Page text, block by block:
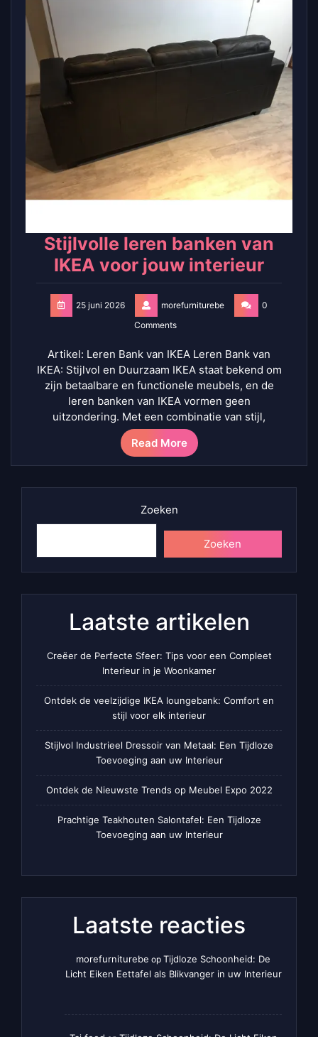
Stijlvolle leren banken van
IKEA voor jouw interieur
25 juni 2026 morefurniturebe
0
Comments
Artikel: Leren Bank van IKEA Leren Bank van
IKEA: Stijlvol en Duurzaam IKEA staat bekend om
zijn betaalbare en functionele meubels, en de
leren banken van IKEA vormen geen
uitzondering. Met een combinatie van stijl,
Read More
Zoeken
Zoeken
Laatste artikelen
Creëer de Perfecte Sfeer: Tips voor een Compleet
Interieur in je Woonkamer
Ontdek de veelzijdige IKEA loungebank: Comfort en
stijl voor elk interieur
Stijlvol Industrieel Dressoir van Metaal: Een Tijdloze
Toevoeging aan uw Interieur
Ontdek de Nieuwste Trends op Meubel Expo 2022
Prachtige Teakhouten Salontafel: Een Tijdloze
Toevoeging aan uw Interieur
Laatste reacties
morefurniturebe op Tijdloze Schoonheid: De
Licht Eiken Eettafel als Blikvanger in uw Interieur